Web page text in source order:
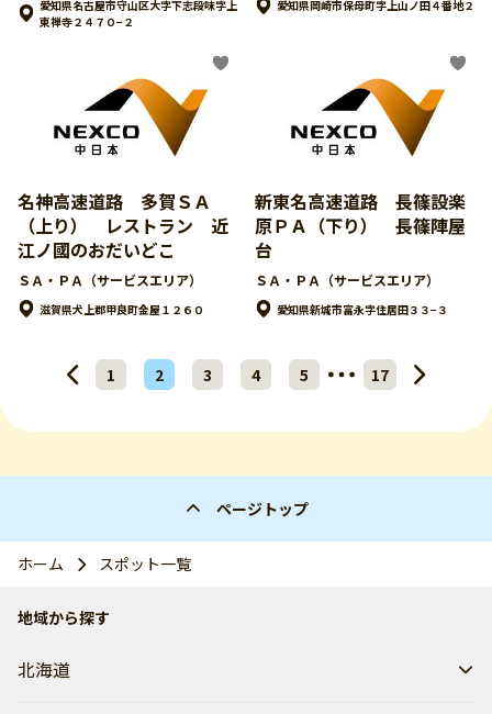
愛知県名古屋市守山区大字下志段味字上
東禅寺２４７０−２
愛知県岡崎市保母町字上山ノ田４番地２
名神高速道路 多賀ＳＡ
（上り） レストラン 近
江ノ國のおだいどこ
ＳＡ・ＰＡ（サービスエリア）
滋賀県犬上郡甲良町金屋１２６０
新東名高速道路 長篠設楽
原ＰＡ（下り） 長篠陣屋
台
ＳＡ・ＰＡ（サービスエリア）
愛知県新城市富永字住居田３３−３
1 2 3 4 5 17
ページトップ
ホーム スポット一覧
地域から探す
北海道